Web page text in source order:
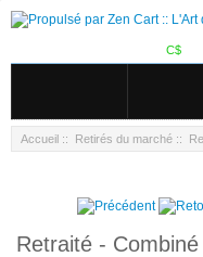
C$
Accueil :: Retirés du marché ::
Retraité -